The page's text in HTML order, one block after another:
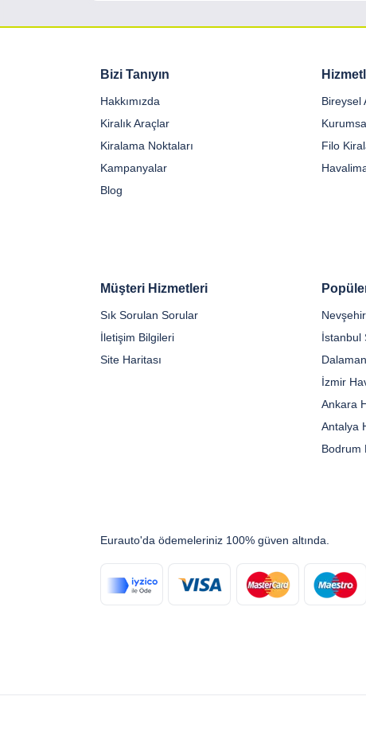
Bizi Tanıyın
Hakkımızda
Kiralık Araçlar
Kiralama Noktaları
Kampanyalar
Blog
Bireysel
Filo
Müşteri Hizmetleri
Sık Sorulan Sorular
İletişim Bilgileri
Site Haritası
İzmir
Ankara
Antalya
Bodrum
Eurauto'da ödemeleriniz 100% güven altında.